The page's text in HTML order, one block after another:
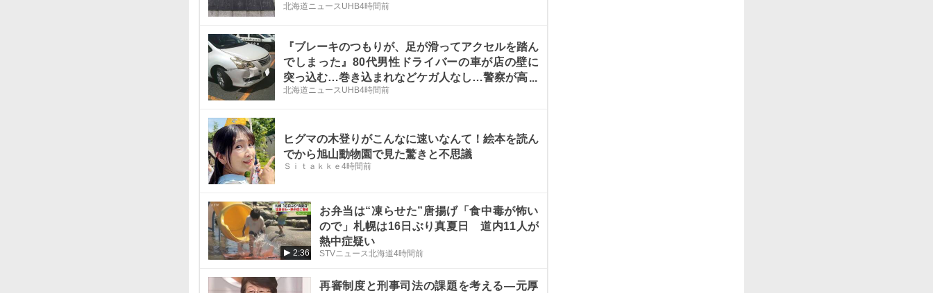
ない」と容疑否認〈北海道札幌市〉
北海道ニュースUHB4時間前
『ブレーキのつもりが、足が滑ってアクセルを踏ん
でしまった』80代男性ドライバーの車が店の壁に
突っ込む…巻き込まれなどケガ人なし…警察が高齢
ドライバーに注意を呼びかけ〈北海道函館市〉
北海道ニュースUHB4時間前
ヒグマの木登りがこんなに速いなんて！絵本を読ん
でから旭山動物園で見た驚きと不思議
Ｓｉｔａｋｋｅ 4時間前
2:36
お弁当は“凍らせた”唐揚げ「食中毒が怖い
ので」札幌は16日ぶり真夏日 道内11人が
熱中症疑い
STVニュース北海道4時間前
再審制度と刑事司法の課題を考える―元厚